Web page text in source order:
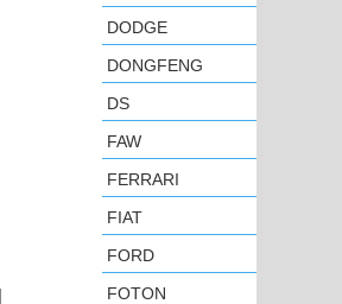
DODGE
DONGFENG
DS
FAW
FERRARI
FIAT
FORD
FOTON